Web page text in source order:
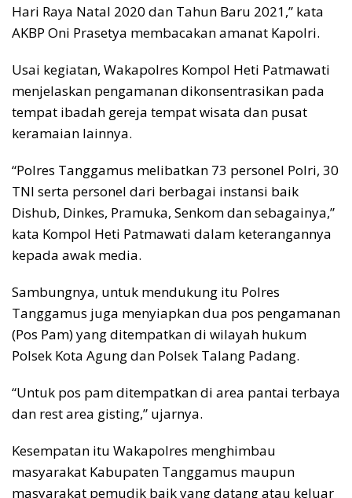
Hari Raya Natal 2020 dan Tahun Baru 2021,” kata
AKBP Oni Prasetya membacakan amanat Kapolri.
Usai kegiatan, Wakapolres Kompol Heti Patmawati
menjelaskan pengamanan dikonsentrasikan pada
tempat ibadah gereja tempat wisata dan pusat
keramaian lainnya.
“Polres Tanggamus melibatkan 73 personel Polri, 30
TNI serta personel dari berbagai instansi baik
Dishub, Dinkes, Pramuka, Senkom dan sebagainya,”
kata Kompol Heti Patmawati dalam keterangannya
kepada awak media.
Sambungnya, untuk mendukung itu Polres
Tanggamus juga menyiapkan dua pos pengamanan
(Pos Pam) yang ditempatkan di wilayah hukum
Polsek Kota Agung dan Polsek Talang Padang.
“Untuk pos pam ditempatkan di area pantai terbaya
dan rest area gisting,” ujarnya.
Kesempatan itu Wakapolres menghimbau
masyarakat Kabupaten Tanggamus maupun
masyarakat pemudik baik yang datang atau keluar